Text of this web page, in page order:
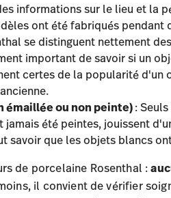
informations sur le lieu et la
ont été fabriqués
se distinguent nettement
important de savoir si un
certes de la popularité
émaillée ou non peinte):
jamais été peintes, jouissent
savoir que les objets blancs
de porcelaine Rosenthal :
il convient de vérifier